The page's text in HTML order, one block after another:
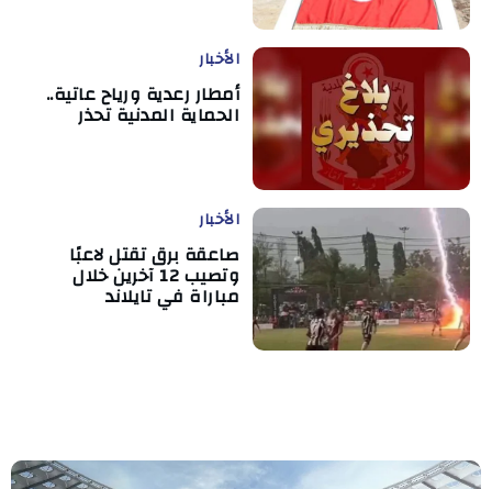
الأخبار
أمطار رعدية ورياح عاتية..
الحماية المدنية تحذر
الأخبار
صاعقة برق تقتل لاعبًا
وتصيب 12 آخرين خلال
مباراة في تايلاند